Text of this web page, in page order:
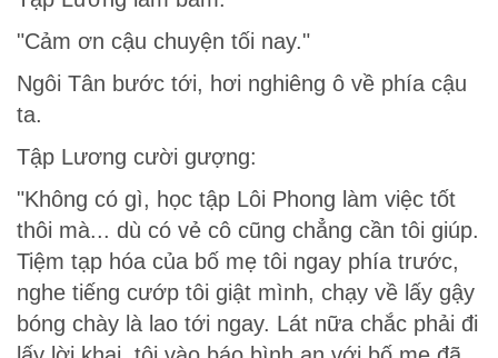
"Cảm ơn cậu chuyện tối nay."
Ngôi Tân bước tới, hơi nghiêng ô về phía cậu
ta.
Tập Lương cười gượng:
"Không có gì, học tập Lôi Phong làm việc tốt
thôi mà... dù có vẻ cô cũng chẳng cần tôi giúp.
Tiệm tạp hóa của bố mẹ tôi ngay phía trước,
nghe tiếng cướp tôi giật mình, chạy về lấy gậy
bóng chày là lao tới ngay. Lát nữa chắc phải đi